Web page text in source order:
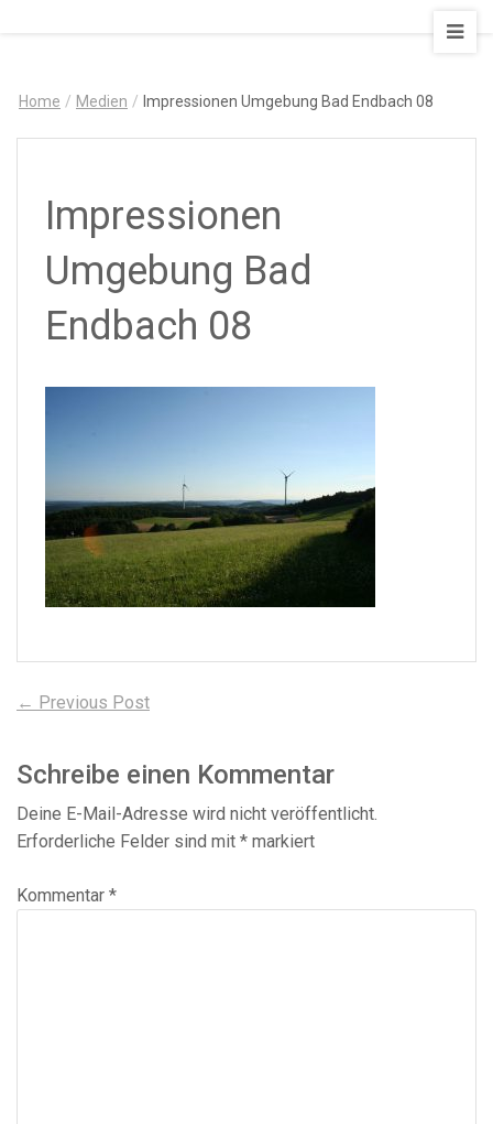
Art
&
Design
Home / Medien / Impressionen Umgebung Bad Endbach 08
Impressionen
Umgebung Bad
Endbach 08
Beitragsnavigation
← Previous PostPrevious
Schreibe einen Kommentar
Deine E-Mail-Adresse wird nicht veröffentlicht.
Erforderliche Felder sind mit * markiert
Kommentar *